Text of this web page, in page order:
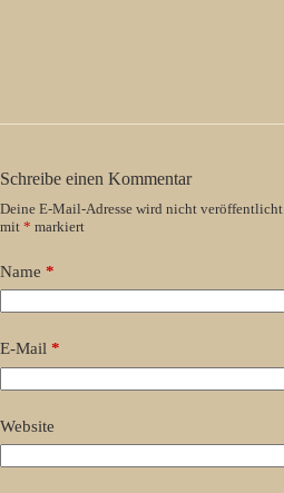
Schreibe einen Kommentar
Deine E-Mail-Adresse wird nicht veröffentlicht.
mit * markiert
Name *
E-Mail *
Website